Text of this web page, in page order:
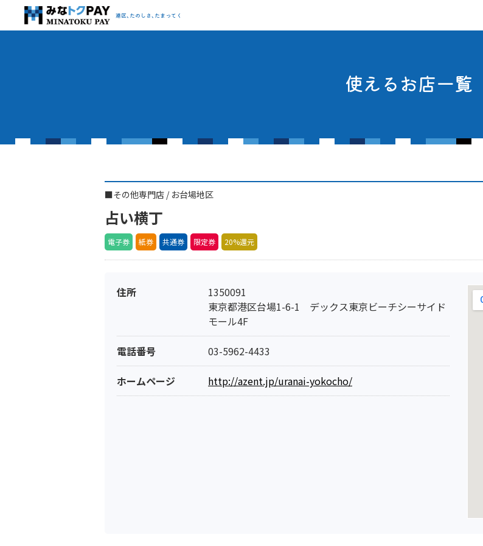
みなトクPAY
港区、たのしさ、たまってく
使えるお店一覧
■その他専門店 / お台場地区
占い横丁
電子券 紙券 共通券 限定券 20%還元
住所
1350091
東京都港区台場1-6-1 デックス東京ビーチシーサイド
モール4F
電話番号 03-5962-4433
ホームページ http://azent.jp/uranai-yokocho/